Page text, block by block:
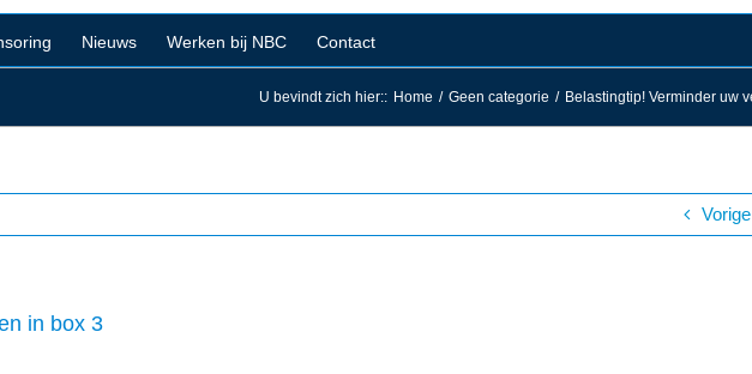
Nieuws Werken bij NBC Contact
U bevindt zich hier:: Home / Geen categorie / Belastingtip! Verminder uw
Vorige
in box 3